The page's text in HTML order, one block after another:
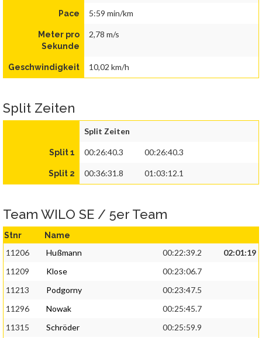
Pace 5:59 min/km
Meter pro
Sekunde
2,78 m/s
Geschwindigkeit 10,02 km/h
Split Zeiten
Split Zeiten
Split 1 00:26:40.3 00:26:40.3
Split 2 00:36:31.8 01:03:12.1
Team WILO SE / 5er Team
Stnr Name
11206 Hußmann 00:22:39.2
02:01:19
11209
Klose
00:23:06.7
11213
Podgorny
00:23:47.5
11296
Nowak
00:25:45.7
11315
Schröder
00:25:59.9